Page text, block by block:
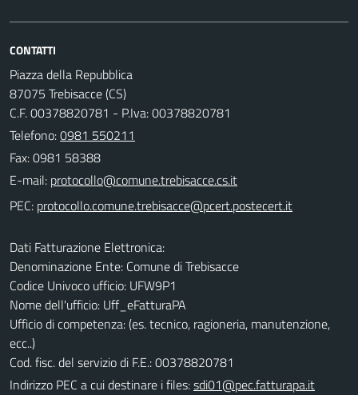
CONTATTI
Piazza della Repubblica
87075 Trebisacce (CS)
C.F. 00378820781 - P.Iva: 00378820781
Telefono:0981 550211
Fax: 0981 58388
E-mail:
PEC:
Dati Fatturazione Elettronica:
Denominazione Ente: Comune di Trebisacce
Codice Univoco ufficio: UFW9P1
Nome dell'ufficio: Uff_eFatturaPA
Ufficio di competenza: (es. tecnico, ragioneria, manutenzione,
ecc..)
Cod. fisc. del servizio di F.E.: 00378820781
Indirizzo PEC a cui destinare i files:sdi01@pec.fatturapa.it